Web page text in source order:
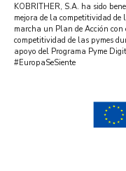
KOBRITHER, S.A. ha sido
mejora de la competitividad
marcha un Plan de Acción
competitividad de las pymes
apoyo del Programa Pyme
#EuropaSeSiente